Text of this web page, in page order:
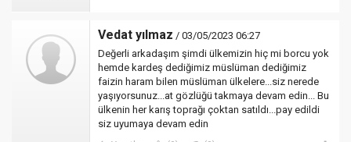
Vedat yılmaz / 03/05/2023 06:27
Değerli arkadaşım şimdi ülkemizin hiç mi borcu yok
hemde kardeş dediğimiz müslüman dediğimiz
faizin haram bilen müslüman ülkelere...siz nerede
yaşıyorsunuz...at gözlüğü takmaya devam edin... Bu
ülkenin her karış toprağı çoktan satıldı...pay edildi
siz uyumaya devam edin